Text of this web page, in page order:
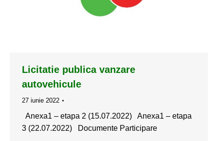
Licitatie publica vanzare
autovehicule
27 iunie 2022
Anexa1 – etapa 2 (15.07.2022) Anexa1 – etapa
3 (22.07.2022) Documente Participare